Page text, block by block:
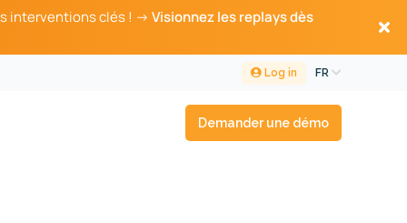
interventions clés ! → Visionnez les replays dès
FR
Log in
Demander une démo